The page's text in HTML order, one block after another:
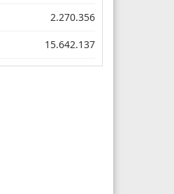
2.270.356
15.642.137